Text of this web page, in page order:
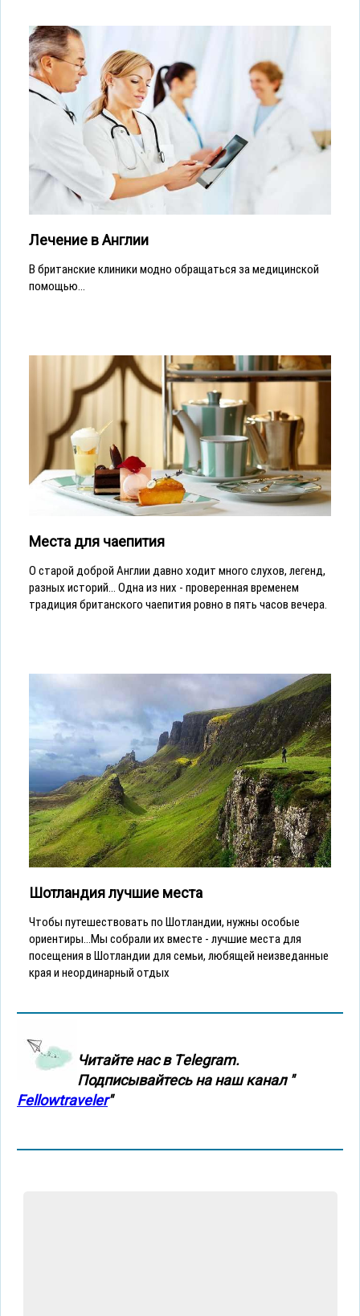
Лечение в Англии
В британские клиники модно обращаться за медицинской
помощью...
Места для чаепития
О старой доброй Англии давно ходит много слухов, легенд,
разных историй... Одна из них - проверенная временем
традиция британского чаепития ровно в пять часов вечера.
Шотландия лучшие места
Чтобы путешествовать по Шотландии, нужны особые
ориентиры...Мы собрали их вместе - лучшие места для
посещения в Шотландии для семьи, любящей неизведанные
края и неординарный отдых
Читайте нас в Тelegram.
Подписывайтесь на наш канал "
Fellowtraveler"